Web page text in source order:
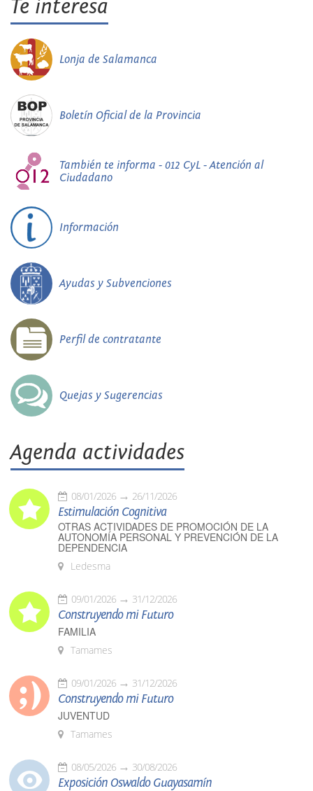
Te interesa
Lonja de Salamanca
Boletín Oficial de la Provincia
También te informa - 012 CyL - Atención al
Ciudadano
Información
Ayudas y Subvenciones
Perfil de contratante
Quejas y Sugerencias
Agenda actividades
08/01/2026 26/11/2026
Estimulación Cognitiva
OTRAS ACTIVIDADES DE PROMOCIÓN DE LA
AUTONOMÍA PERSONAL Y PREVENCIÓN DE LA
DEPENDENCIA
Ledesma
09/01/2026 31/12/2026
Construyendo mi Futuro
FAMILIA
Tamames
09/01/2026 31/12/2026
Construyendo mi Futuro
JUVENTUD
Tamames
08/05/2026 30/08/2026
Exposición Oswaldo Guayasamín